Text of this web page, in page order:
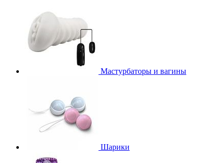
Мастурбаторы и вагины
Шарики